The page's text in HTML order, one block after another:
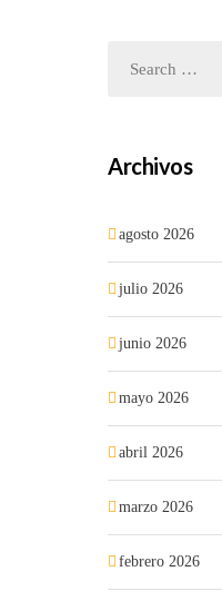
Archivos
agosto 2026
julio 2026
junio 2026
mayo 2026
abril 2026
marzo 2026
febrero 2026